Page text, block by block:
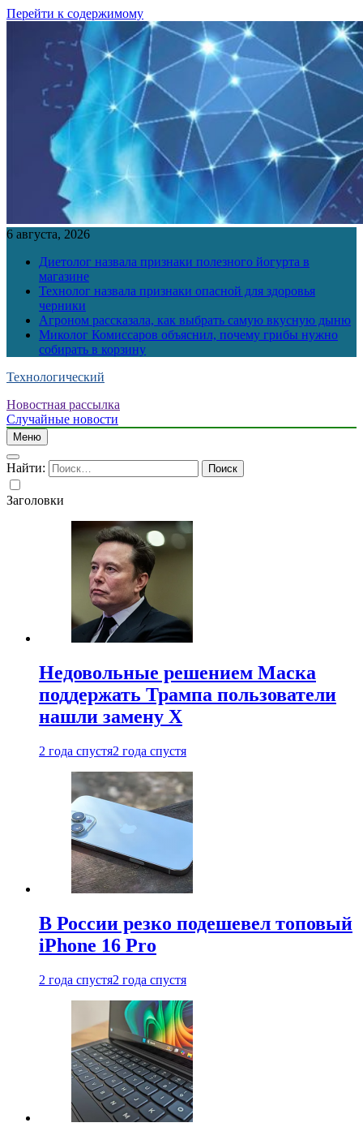
Перейти к содержимому
6 августа, 2026
Диетолог назвала признаки полезного йогурта в
магазине
Технолог назвала признаки опасной для здоровья
черники
Агроном рассказала, как выбрать самую вкусную дыню
Миколог Комиссаров объяснил, почему грибы нужно
собирать в корзину
Технологический
Новостная рассылка
Случайные новости
Меню
Найти:
Заголовки
Недовольные решением Маска
поддержать Трампа пользователи
нашли замену X
2 года спустя2 года спустя
В России резко подешевел топовый
iPhone 16 Pro
2 года спустя2 года спустя